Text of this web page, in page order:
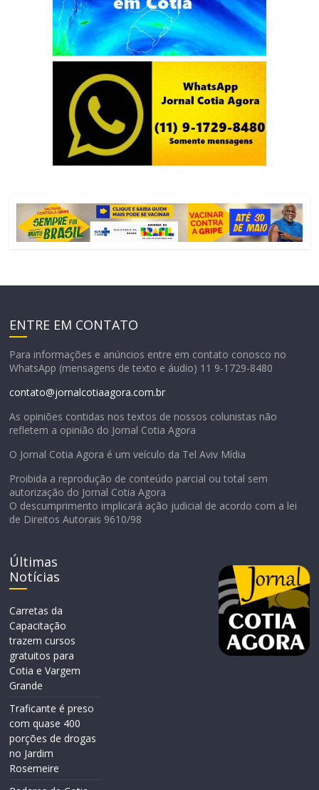
ENTRE EM CONTATO
Para informações e anúncios entre em contato conosco no
WhatsApp (mensagens de texto e áudio) 11 9-1729-8480
contato@jornalcotiaagora.com.br
As opiniões contidas nos textos de nossos colunistas não
refletem a opinião do Jornal Cotia Agora
O Jornal Cotia Agora é um veículo da Tel Aviv Mídia
Proibida a reprodução de conteúdo parcial ou total sem
autorização do Jornal Cotia Agora
O descumprimento implicará ação judicial de acordo com a lei
de Direitos Autorais 9610/98
Últimas
Notícias
Carretas da
Capacitação
trazem cursos
gratuitos para
Cotia e Vargem
Grande
Traficante é preso
com quase 400
porções de drogas
no Jardim
Rosemeire